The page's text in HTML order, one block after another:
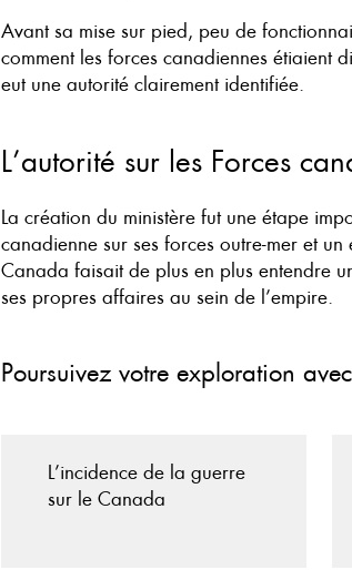
Avant sa mise sur pied, peu de
comment les forces canadiennes étiaient
eut une autorité clairement identifiée.
L’autorité sur les Forces
La création du ministère fut une étape
canadienne sur ses forces outre-mer et
Canada faisait de plus en plus entendre
ses propres affaires au sein de l’empire.
Poursuivez votre exploration
L’incidence de la guerre
sur le Canada